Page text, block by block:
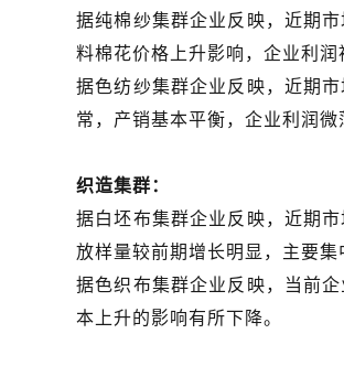
据纯棉纱集群企业反映，近期
料棉花价格上升影响，企业利
据色纺纱集群企业反映，近期
常，产销基本平衡，企业利润微
织造集群：
据白坯布集群企业反映，近期
放样量较前期增长明显，主要
据色织布集群企业反映，当前
本上升的影响有所下降。